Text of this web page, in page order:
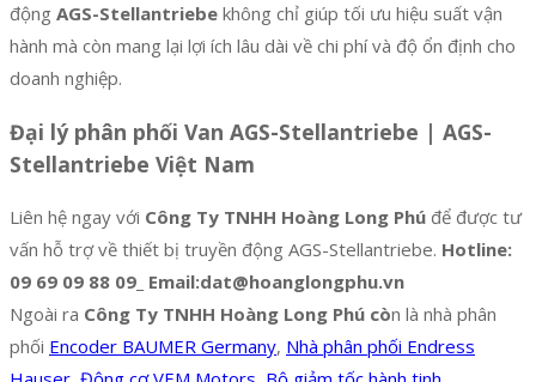
động AGS-Stellantriebe không chỉ giúp tối ưu hiệu suất vận
hành mà còn mang lại lợi ích lâu dài về chi phí và độ ổn định cho
doanh nghiệp.
Đại lý phân phối Van AGS-Stellantriebe | AGS-
Stellantriebe Việt Nam
Liên hệ ngay với Công Ty TNHH Hoàng Long Phú để được tư
vấn hỗ trợ về thiết bị truyền động AGS-Stellantriebe. Hotline:
09 69 09 88 09_ Email:dat@hoanglongphu.vn
Ngoài ra Công Ty TNHH Hoàng Long Phú còn là nhà phân
phối Encoder BAUMER Germany, Nhà phân phối Endress